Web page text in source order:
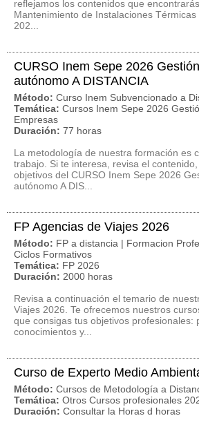
reflejamos los contenidos que
Mantenimiento de Instalaciones
202...
CURSO Inem Sepe 2026
autónomo A DISTANCIA
Método: Curso Inem Subvencionado a
Temática: Cursos Inem Sepe 2026
Empresas
Duración: 77 horas
La metodología de nuestra formación es
trabajo. Si te interesa, revisa el
objetivos del CURSO Inem Sepe 2026
autónomo A DIS...
FP Agencias de Viajes 2026
Método: FP a distancia | Formacion
Ciclos Formativos
Temática: FP 2026
Duración: 2000 horas
Revisa a continuación el temario de
Viajes 2026. Te ofrecemos nuestros
que consigas tus objetivos profesionales:
conocimientos y...
Curso de Experto Medio
Método: Cursos de Metodología a
Temática: Otros Cursos profesionales
Duración: Consultar la Horas d horas